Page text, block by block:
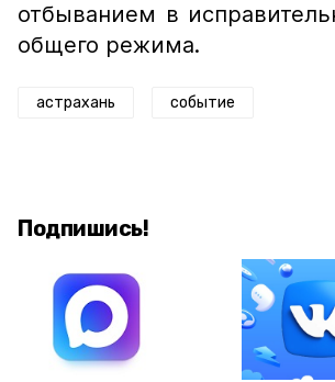
отбыванием в
общего режима.
астрахань событие
Подпишись!